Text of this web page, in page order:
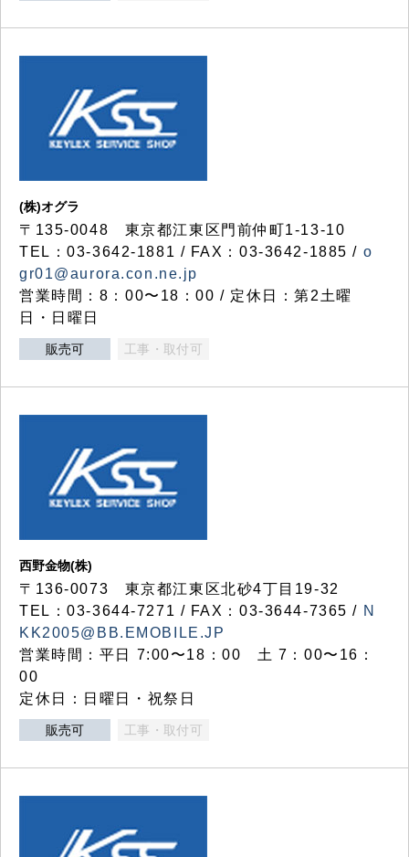
(株)オグラ
〒135-0048 東京都江東区門前仲町1-13-10
TEL：03-3642-1881 / FAX：03-3642-1885 / o
gr01@aurora.con.ne.jp
営業時間：8：00〜18：00 / 定休日：第2土曜
日・日曜日
販売可 工事・取付可
西野金物(株)
〒136-0073 東京都江東区北砂4丁目19-32
TEL：03‐3644‐7271 / FAX：03-3644-7365 / N
KK2005@BB.EMOBILE.JP
営業時間：平日 7:00〜18：00 土 7：00〜16：
00
定休日：日曜日・祝祭日
販売可 工事・取付可